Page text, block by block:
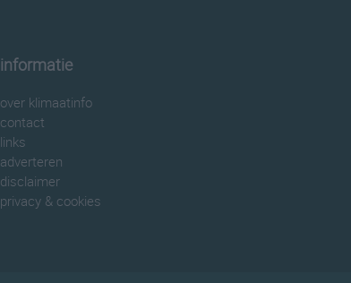
informatie
over klimaatinfo
contact
links
adverteren
disclaimer
privacy & cookies